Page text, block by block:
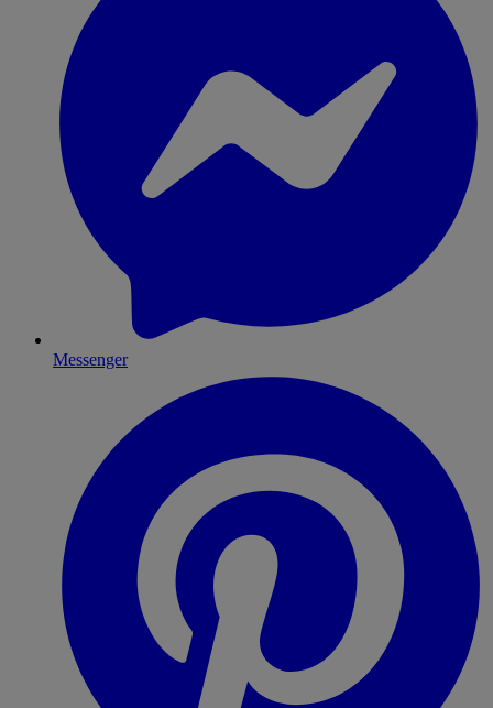
Messenger